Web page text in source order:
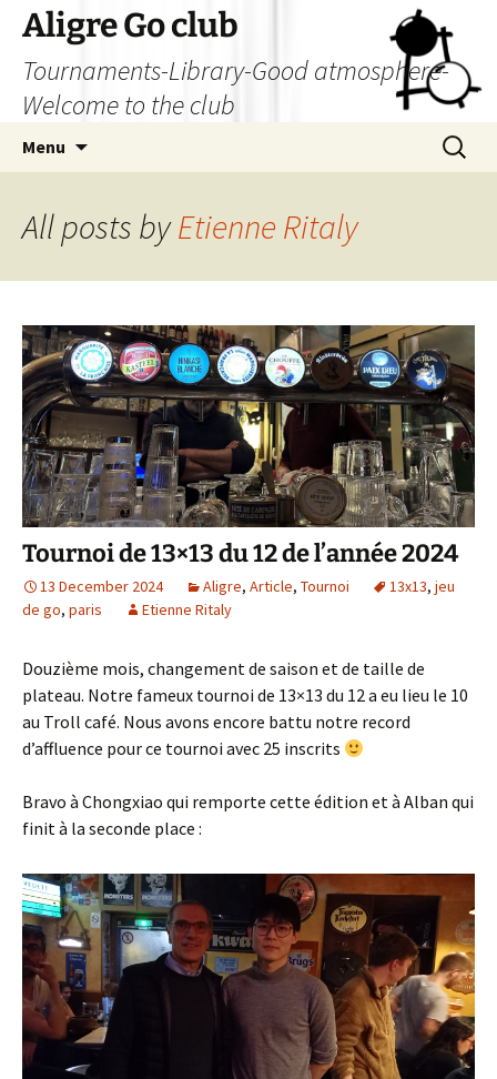
Skip
content
Aligre Go club
Tournaments-Library-Good atmosphere-
Welcome to the club
Menu
Search
for:
All posts byEtienne Ritaly
Tournoi de 13×13 du 12 de l’année 2024
13 December 2024 Aligre, Article, Tournoi 13x13, jeu
de go, paris Etienne Ritaly
Douzième mois, changement de saison et de taille de
plateau. Notre fameux tournoi de 13×13 du 12 a eu lieu le 10
au Troll café. Nous avons encore battu notre record
d’affluence pour ce tournoi avec 25 inscrits
Bravo à Chongxiao qui remporte cette édition et à Alban qui
finit à la seconde place :